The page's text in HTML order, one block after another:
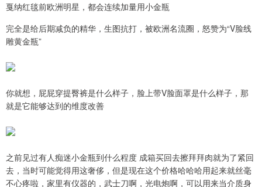
戛纳红毯前欧洲明星，都会连续加量用小金瓶
完全是给后期减负的精华，生图抗打，被欧洲名流圈，怒赞为“V脸线
雕黄金瓶”
你就想，屁屁穿提臀裤是什么样子，脸上带V脸面罩是什么样子，那
就是它能够达到的维度改善
之前见过有人痴迷小金瓶到什么程度 成箱买回去擦拜拜肉就为了紧回
去，当时可能觉得用这奢侈，但是现在这个价格哈哈哈用起来就丝毫
不心疼啦，家里有仪器的，武士刀啊，光电炮啊，可以用来当介质身